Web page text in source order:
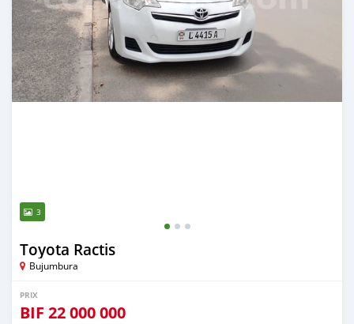
3
Toyota Ractis
Bujumbura
PRIX
BIF 22 000 000